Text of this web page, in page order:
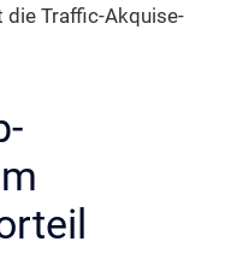
die Traffic-Akquise-